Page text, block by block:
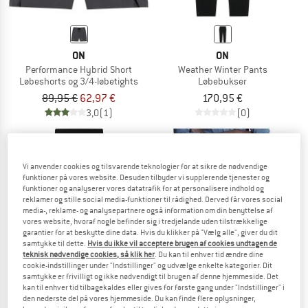
ON
Performance Hybrid Short
Løbeshorts og 3/4-løbetights
89,95 € 62,97 €
3,0(1)
ON
Weather Winter Pants
Løbebukser
170,95 €
(0)
til 25%
Vi anvender cookies og tilsvarende teknologier for at sikre de nødvendige
funktioner på vores website. Desuden tilbyder vi supplerende tjenester og
funktioner og analyserer vores datatrafik for at personalisere indhold og
reklamer og stille social media-funktioner til rådighed. Derved får vores social
media-, reklame- og analysepartnere også information om din benyttelse af
vores website, hvoraf nogle befinder sig i tredjelande uden tilstrækkelige
garantier for at beskytte dine data. Hvis du klikker på "Vælg alle", giver du dit
samtykke til dette. Hvis du ikke vil acceptere brugen af cookies undtagen de
teknisk nødvendige cookies, så klik her. Du kan til enhver tid ændre dine
cookie-indstillinger under "Indstillinger" og udvælge enkelte kategorier. Dit
samtykke er frivilligt og ikke nødvendigt til brugen af denne hjemmeside. Det
kan til enhver tid tilbagekaldes eller gives for første gang under "Indstillinger" i
den nederste del på vores hjemmeside. Du kan finde flere oplysninger,